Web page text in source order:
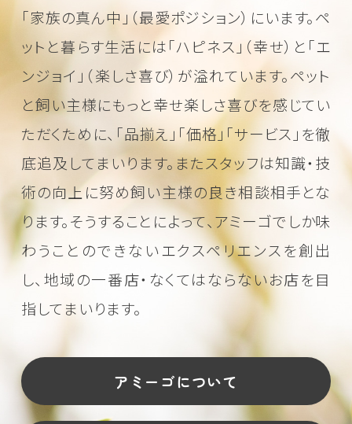
「家族の真ん中」（最愛ポジション）にいます。ペ
ットと暮らす生活には「ハピネス」（幸せ）と「エ
ンジョイ」（楽しさ喜び）が溢れています。ペット
と飼い主様にもっと幸せ楽しさ喜びを感じてい
ただくために、 「品揃え」「価格」「サービス」を徹
底追及してまいります。またスタッフは知識・技
術の向上に努め飼い主様の良き相談相手とな
ります。そうすることによって、アミーゴでしか味
わうことのできないエクスペリエンスを創出
し、地域の一番店・なくてはならないお店を目
指してまいります。
アミーゴについて